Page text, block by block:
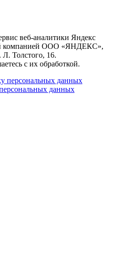
веб-аналитики Яндекс
компанией ООО «ЯНДЕКС»,
Л. Толстого, 16.
с их обработкой.
персональных данных
данных